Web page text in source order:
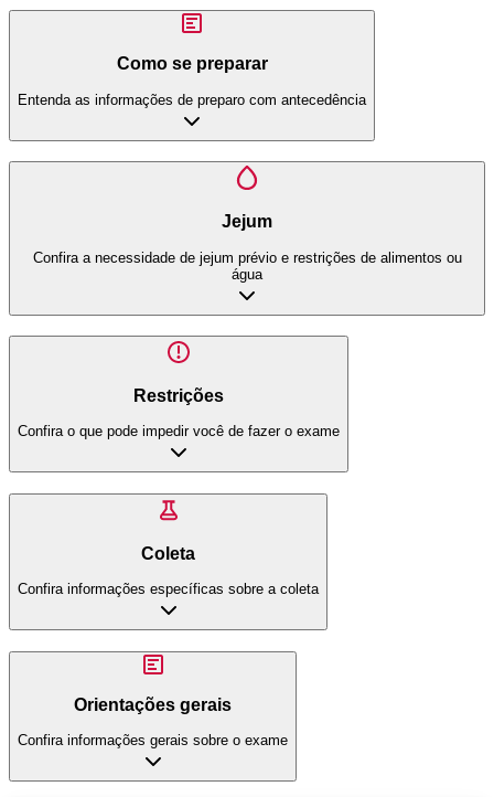
Como se preparar
Entenda as informações de preparo com antecedência
Jejum
Confira a necessidade de jejum prévio e restrições de alimentos ou
água
Restrições
Confira o que pode impedir você de fazer o exame
Coleta
Confira informações específicas sobre a coleta
Orientações gerais
Confira informações gerais sobre o exame